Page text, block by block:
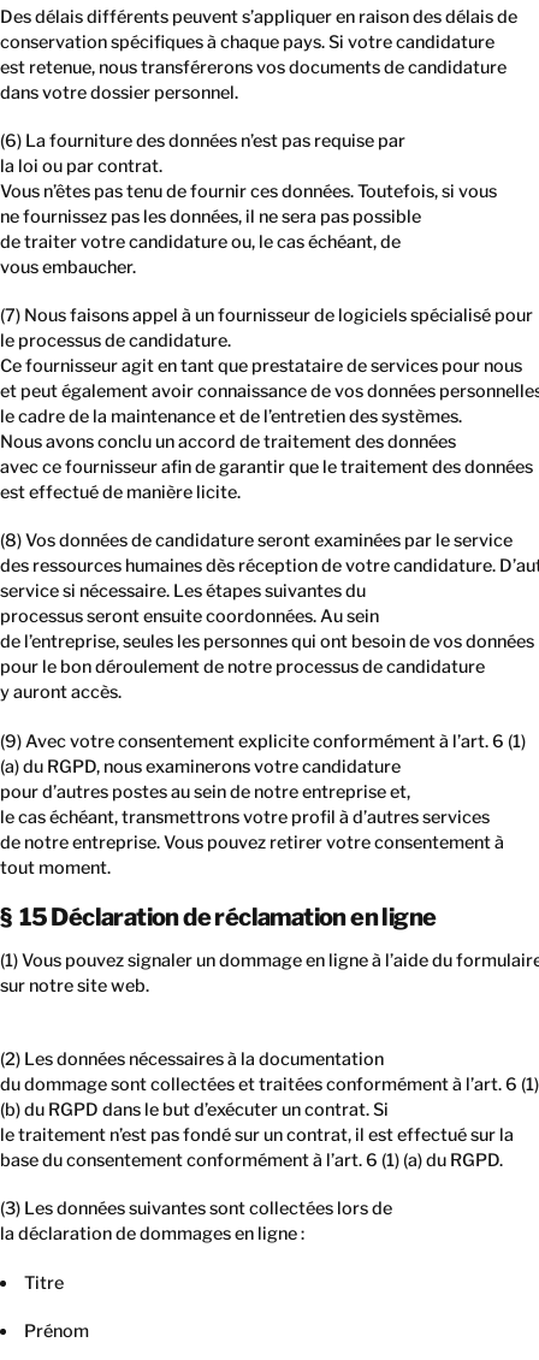
Des délais différents peuvent s’appliquer en raison des délais de
conservation spécifiques à chaque pays. Si votre candidature
est retenue, nous transférerons vos documents de candidature
dans votre dossier personnel.
(6) La fourniture des données n’est pas requise par
la loi ou par contrat.
Vous n’êtes pas tenu de fournir ces données. Toutefois, si vous
ne fournissez pas les données, il ne sera pas possible
de traiter votre candidature ou, le cas échéant, de
vous embaucher.
(7) Nous faisons appel à un fournisseur de logiciels spécialisé pour
le processus de candidature.
Ce fournisseur agit en tant que prestataire de services pour nous
et peut également avoir connaissance de vos données
le cadre de la maintenance et de l’entretien des systèmes.
Nous avons conclu un accord de traitement des données
avec ce fournisseur afin de garantir que le traitement des données
est effectué de manière licite.
(8) Vos données de candidature seront examinées par le service
des ressources humaines dès réception de votre candidature.
service si nécessaire. Les étapes suivantes du
processus seront ensuite coordonnées. Au sein
de l’entreprise, seules les personnes qui ont besoin de vos données
pour le bon déroulement de notre processus de candidature
y auront accès.
(9) Avec votre consentement explicite conformément à l’art. 6 (1)
(a) du RGPD, nous examinerons votre candidature
pour d’autres postes au sein de notre entreprise et,
le cas échéant, transmettrons votre profil à d’autres services
de notre entreprise. Vous pouvez retirer votre consentement à
tout moment.
§ 15 Déclaration de réclamation en ligne
(1) Vous pouvez signaler un dommage en ligne à l’aide du
sur notre site web.
(2) Les données nécessaires à la documentation
du dommage sont collectées et traitées conformément à l’art. 6 (1)
(b) du RGPD dans le but d’exécuter un contrat. Si
le traitement n’est pas fondé sur un contrat, il est effectué sur la
base du consentement conformément à l’art. 6 (1) (a) du RGPD.
(3) Les données suivantes sont collectées lors de
la déclaration de dommages en ligne :
Titre
Prénom